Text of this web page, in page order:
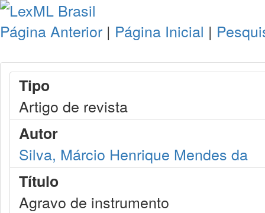
Página Anterior | Página Inicial |
Tipo
Artigo de revista
Autor
Silva, Márcio Henrique Mendes da
Título
Agravo de instrumento